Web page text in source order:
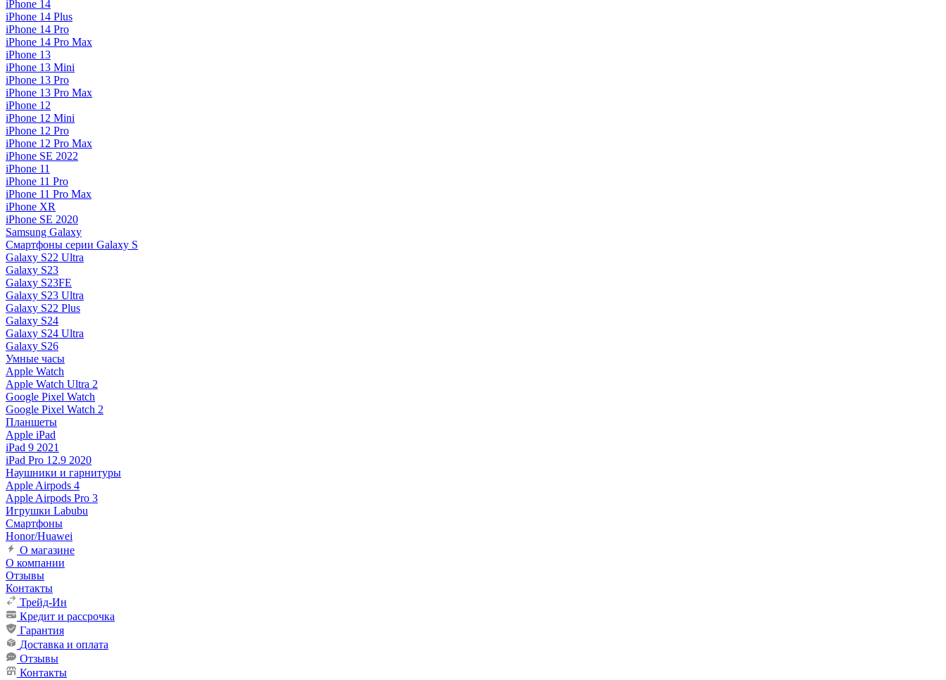
iPhone 14
iPhone 14 Plus
iPhone 14 Pro
iPhone 14 Pro Max
iPhone 13
iPhone 13 Mini
iPhone 13 Pro
iPhone 13 Pro Max
iPhone 12
iPhone 12 Mini
iPhone 12 Pro
iPhone 12 Pro Max
iPhone SE 2022
iPhone 11
iPhone 11 Pro
iPhone 11 Pro Max
iPhone XR
iPhone SE 2020
Samsung Galaxy
Смартфоны серии Galaxy S
Galaxy S22 Ultra
Galaxy S23
Galaxy S23FE
Galaxy S23 Ultra
Galaxy S22 Plus
Galaxy S24
Galaxy S24 Ultra
Galaxy S26
Умные часы
Apple Watch
Apple Watch Ultra 2
Google Pixel Watch
Google Pixel Watch 2
Планшеты
Apple iPad
iPad 9 2021
iPad Pro 12.9 2020
Наушники и гарнитуры
Apple Airpods 4
Apple Airpods Pro 3
Игрушки Labubu
Смартфоны
Honor/Huawei
О магазине
О компании
Отзывы
Контакты
Трейд-Ин
Кредит и рассрочка
Гарантия
Доставка и оплата
Отзывы
Контакты